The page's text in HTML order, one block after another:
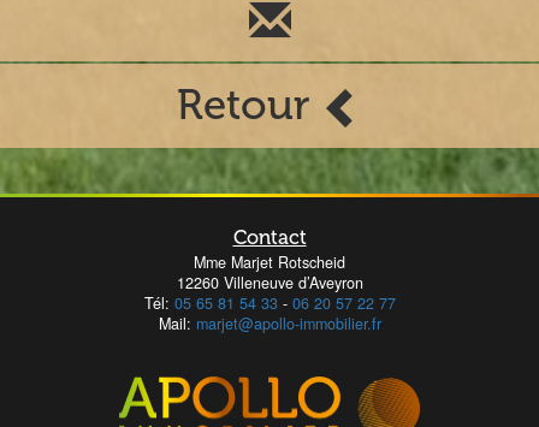
Retour
Contact
Mme Marjet Rotscheid
12260 Villeneuve d’Aveyron
Tél: 05 65 81 54 33- 06 20 57 22 77
Mail: marjet@apollo-immobilier.fr